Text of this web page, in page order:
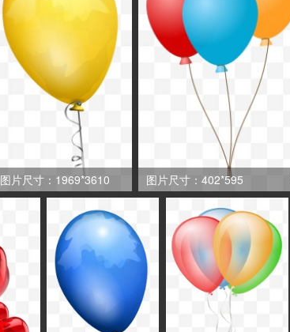
图片尺寸：1969*3610 图片尺寸：402*595